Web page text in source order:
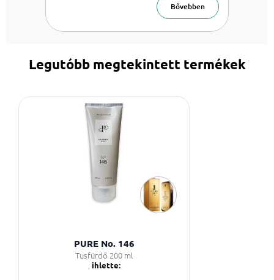
Bővebben
Legutóbb megtekintett termékek
PURE No. 146
Tusfürdő 200 ml
ihlette: